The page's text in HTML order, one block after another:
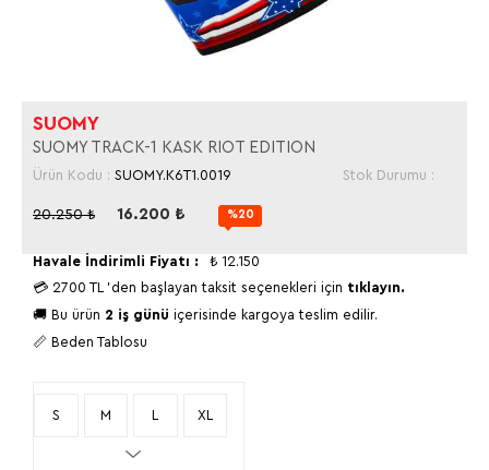
SUOMY
SUOMY TRACK-1 KASK RIOT EDITION
Ürün Kodu : SUOMY.K6T1.0019 Stok Durumu :
20.250₺ 16.200 ₺ %20
Havale İndirimli Fiyatı : ₺ 12.150
💳 2700 TL 'den başlayan taksit seçenekleri için tıklayın.
🚚 Bu ürün 2 iş günü içerisinde kargoya teslim edilir.
📏 Beden Tablosu
S M XL